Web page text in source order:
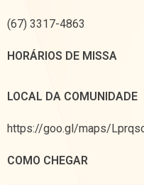
(67) 3317-4863
HORÁRIOS DE MISSA
LOCAL DA COMUNIDADE
https://goo.gl/maps/
COMO CHEGAR